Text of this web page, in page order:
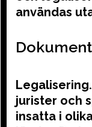
användas
jurister och
insatta i